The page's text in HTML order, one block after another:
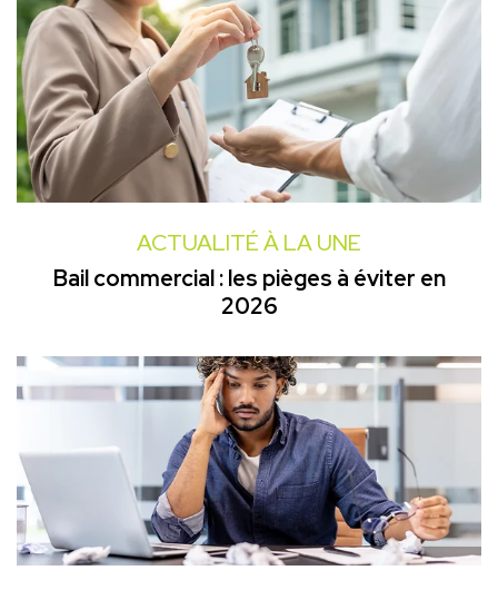
ACTUALITÉ À LA UNE
Bail commercial : les pièges à éviter en
2026